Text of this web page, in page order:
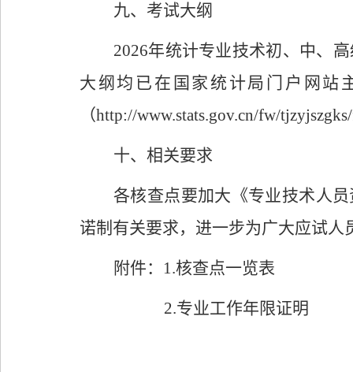
九、考试大纲
2026年统计专业技术初、中、
大纲均已在国家统计局门户网站
（http://www.stats.gov.cn/fw/
十、相关要求
各核查点要加大《专业技术人
诺制有关要求，进一步为广大应试
附件： 1.核查点一览表
2.专业工作年限证明